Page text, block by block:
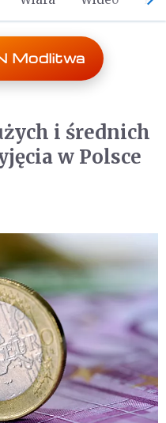
Modlitwa
i średnich
w Polsce